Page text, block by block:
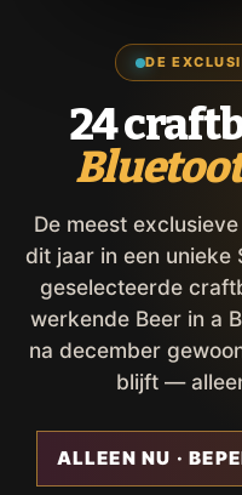
DE
24
De meest
dit jaar in een unieke
geselecteerde
werkende Beer in a
na december
blijft —
ALLEEN NU ·